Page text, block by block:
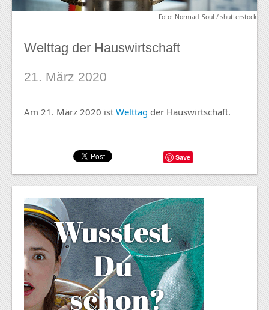
Foto: Normad_Soul / shutterstock
Welttag der Hauswirtschaft
21. März 2020
Am 21. März 2020 ist Welttag der Hauswirtschaft.
Save